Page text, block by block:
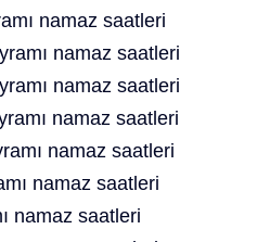
namaz saatleri
namaz saatleri
namaz saatleri
namaz saatleri
namaz saatleri
namaz saatleri
namaz saatleri